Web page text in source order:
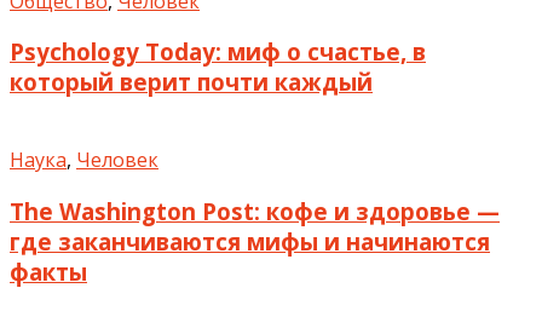
Psychology Today: миф о счастье, в
который верит почти каждый
Наука, Человек
The Washington Post: кофе и здоровье —
где заканчиваются мифы и начинаются
факты